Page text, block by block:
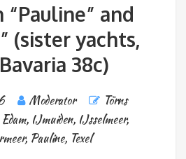
and
(sister yachts,
38c)
Moderator
Törns
Edam, IJmuiden, IJsselmeer,
, Pauline, Texel